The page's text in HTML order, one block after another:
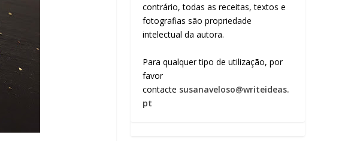
contrário, todas as receitas, textos e
fotografias são propriedade
intelectual da autora.
Para qualquer tipo de utilização, por
favor
contacte susanaveloso@writeideas.
pt